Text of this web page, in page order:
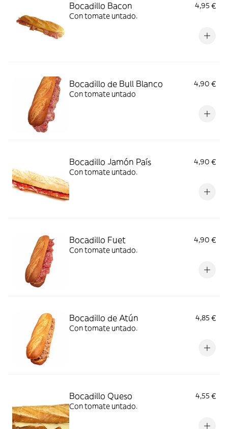
Bocadillo Bacon
4,95 €
Con tomate untado.
Bocadillo de Bull Blanco
4,90 €
Con tomate untado
Bocadillo Jamón País
4,90 €
Con tomate untado.
Bocadillo Fuet
4,90 €
Con tomate untado.
Bocadillo de Atún
4,85 €
Con tomate untado.
Bocadillo Queso
4,55 €
Con tomate untado.